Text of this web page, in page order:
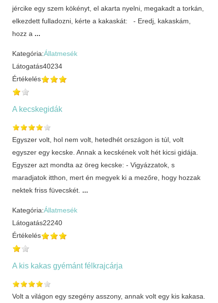
jércike egy szem kökényt, el akarta nyelni, megakadt a torkán,
elkezdett fulladozni, kérte a kakaskát: - Eredj, kakaskám,
hozz a ...
Kategória:Állatmesék
Látogatás40234
Értékelés
A kecskegidák
Egyszer volt, hol nem volt, hetedhét országon is túl, volt
egyszer egy kecske. Annak a kecskének volt hét kicsi gidája.
Egyszer azt mondta az öreg kecske: - Vigyázzatok, s
maradjatok itthon, mert én megyek ki a mezőre, hogy hozzak
nektek friss füvecskét. ...
Kategória:Állatmesék
Látogatás22240
Értékelés
A kis kakas gyémánt félkrajcárja
Volt a világon egy szegény asszony, annak volt egy kis kakasa.